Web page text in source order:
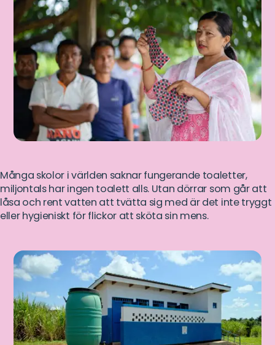
Många skolor i världen saknar fungerande toaletter,
miljontals har ingen toalett alls. Utan dörrar som går att
låsa och rent vatten att tvätta sig med är det inte tryggt
eller hygieniskt för flickor att sköta sin mens.